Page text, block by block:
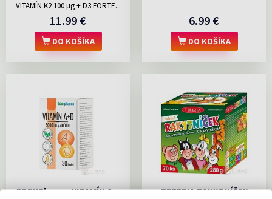
VITAMÍN K2 100 μg + D3 FORTE...
11.99 €
DO KOŠÍKA
6.99 €
DO KOŠÍKA
EDENPharma VITAMÍN A +
TEREZIA RAKYTNÍČEK